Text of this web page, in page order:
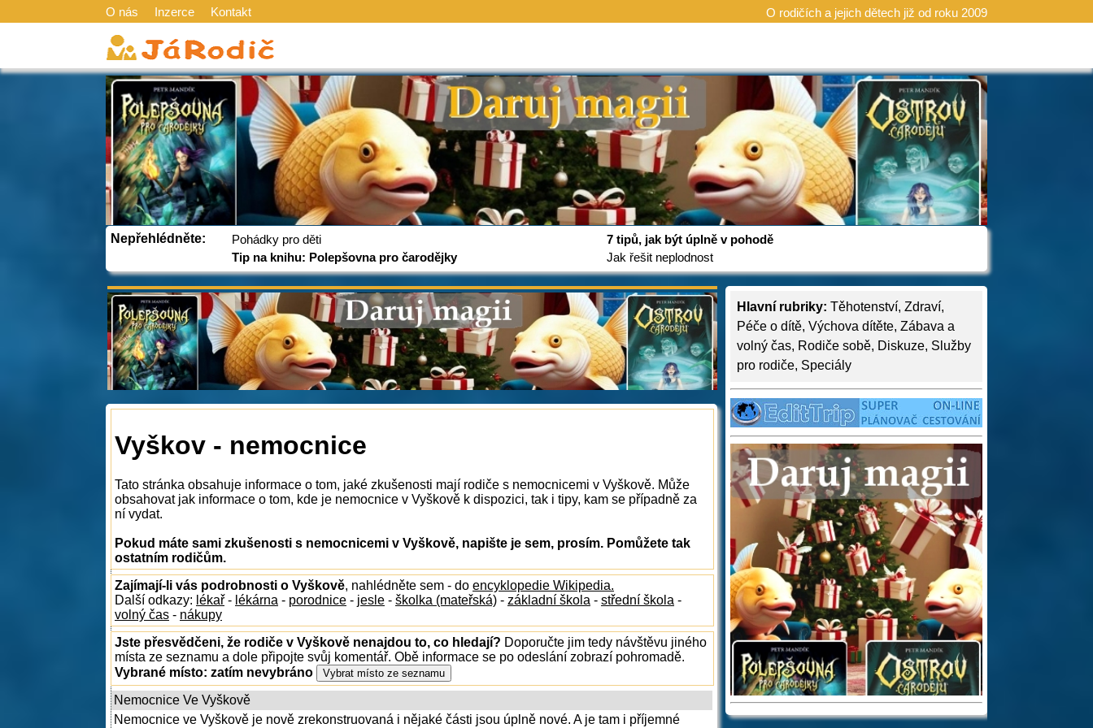
O nás Inzerce Kontakt O rodičích a jejich dětech již od roku 2009
Nepřehlédněte:
Pohádky pro děti
Tip na knihu: Polepšovna pro čarodějky
7 tipů, jak být úplně v pohodě
Jak řešit neplodnost
Hlavní rubriky: Těhotenství, Zdraví,
Péče o dítě, Výchova dítěte, Zábava a
volný čas, Rodiče sobě, Diskuze, Služby
pro rodiče, Speciály
Vyškov - nemocnice
Tato stránka obsahuje informace o tom, jaké zkušenosti mají rodiče s nemocnicemi v Vyškově. Může
obsahovat jak informace o tom, kde je nemocnice v Vyškově k dispozici, tak i tipy, kam se případně za
ní vydat.
Pokud máte sami zkušenosti s nemocnicemi v Vyškově, napište je sem, prosím. Pomůžete tak
ostatním rodičům.
Zajímají-li vás podrobnosti o Vyškově, nahlédněte sem - do encyklopedie Wikipedia.
Další odkazy: lékař - lékárna - porodnice - jesle - školka (mateřská) - základní škola - střední škola -
volný čas - nákupy
Jste přesvědčeni, že rodiče v Vyškově nenajdou to, co hledají? Doporučte jim tedy návštěvu jiného
místa ze seznamu a dole připojte svůj komentář. Obě informace se po odeslání zobrazí pohromadě.
Vybrané místo: zatím nevybráno
Nemocnice Ve Vyškově
Nemocnice ve Vyškově je nově zrekonstruovaná i nějaké části jsou úplně nové. A je tam i příjemné